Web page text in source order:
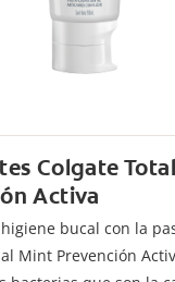
Colgate
Activa
bucal con la
Mint Prevención